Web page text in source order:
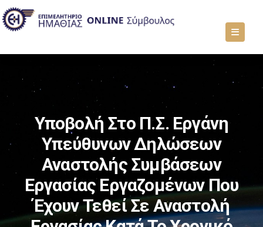
Υποβολή Στο Π.Σ. Εργάνη
Υπεύθυνων Δηλώσεων
Αναστολής Συμβάσεων
Εργασίας Εργαζομένων Που
Έχουν Τεθεί Σε Αναστολή